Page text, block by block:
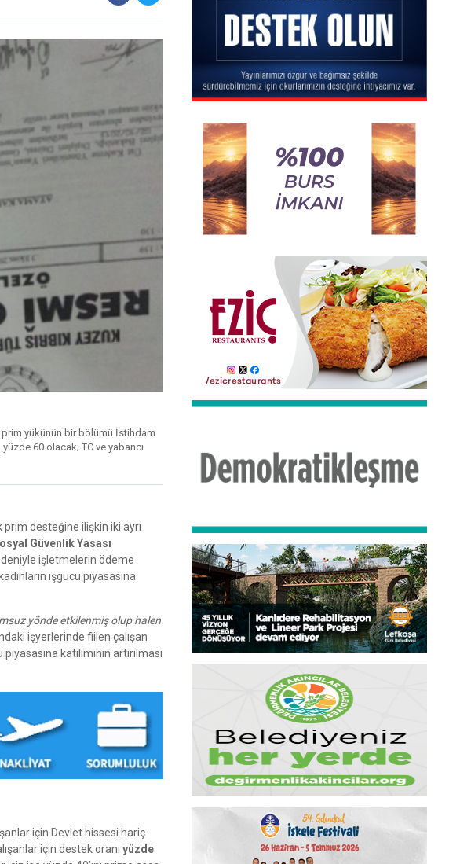
prim yükünün bir bölümü İstihdam
60 olacak; TC ve yabancı
prim desteğine ilişkin iki ayrı
Güvenlik Yasası
işletmelerin ödeme
işgücü piyasasına
yönde etkilenmiş olup halen
işyerlerinde fiilen çalışan
katılımının artırılması
için Devlet hissesi hariç
için destek oranı yüzde